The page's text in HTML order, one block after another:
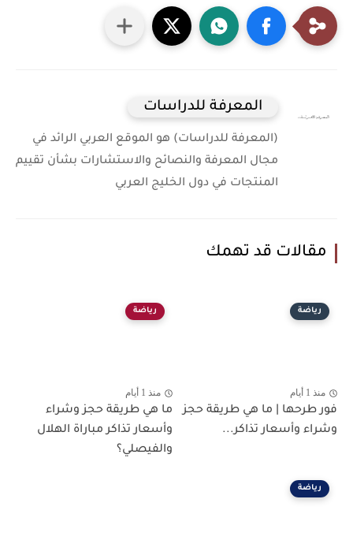
المعرفة للدراسات
(المعرفة للدراسات) هو الموقع العربي الرائد في
مجال المعرفة والنصائح والاستشارات بشأن تقييم
المنتجات في دول الخليج العربي
مقالات قد تهمك
رياضة
منذ 1 أيام
فور طرحها | ما هي طريقة حجز
وشراء وأسعار تذاكر...
رياضة
منذ 1 أيام
ما هي طريقة حجز وشراء
وأسعار تذاكر مباراة الهلال
والفيصلي؟
رياضة